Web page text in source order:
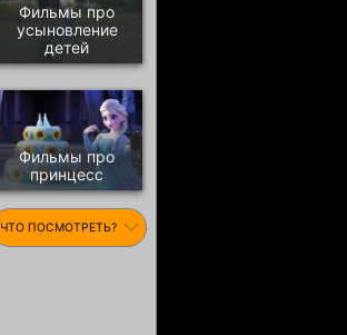
Фильмы про
усыновление
детей
Фильмы про
принцесс
ЧТО ПОСМОТРЕТЬ?